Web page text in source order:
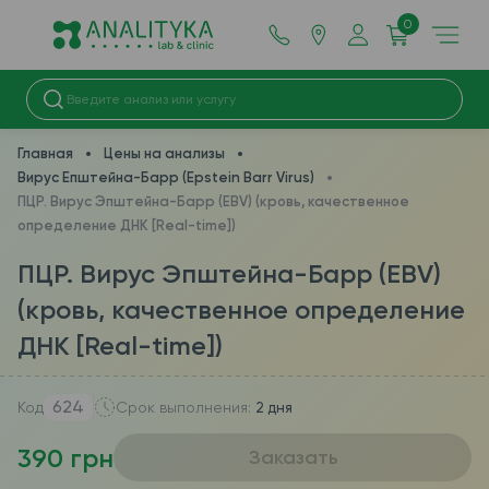
0
Главная
Цены на анализы
Вирус Епштейна-Барр (Epstein Barr Virus)
ПЦР. Вирус Эпштейна-Барр (EBV) (кровь, качественное
определение ДНК [Real-time])
ПЦР. Вирус Эпштейна-Барр (EBV)
(кровь, качественное определение
ДНК [Real-time])
Код 624 Срок выполнения: 2 дня
390 грн Заказать